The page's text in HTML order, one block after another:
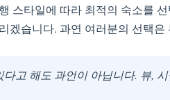
의 3.5성급 호텔: 가성비 좋은 숙박
:무료 주차, 피트니스 센터, 다양한
스타일에 따라 최적의 숙소를
겠습니다. 과연 여러분의 선택은
고 해도 과언이 아닙니다. 뷰,